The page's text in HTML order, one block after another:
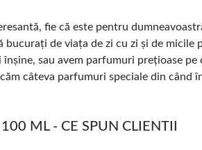
fie că este pentru
bucurați de viața de zi cu zi și de
sau avem parfumuri prețioase
câteva parfumuri speciale din când
ML - CE SPUN CLIENTII